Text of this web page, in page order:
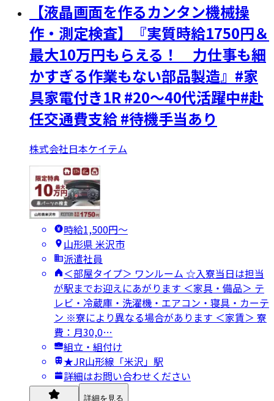
【液晶画面を作るカンタン機械操
作・測定検査】『実質時給1750円＆
最大10万円もらえる！ 力仕事も細
かすぎる作業もない部品製造』#家
具家電付き1R #20～40代活躍中#赴
任交通費支給 #待機手当あり
株式会社日本ケイテム
時給1,500円〜
山形県 米沢市
派遣社員
＜部屋タイプ＞ ワンルーム ☆入寮当日は担当
が駅までお迎えにあがります ＜家具・備品＞ テ
レビ・冷蔵庫・洗濯機・エアコン・寝具・カーテ
ン ※寮により異なる場合があります ＜家賃＞ 寮
費：月30,0…
組立・組付け
★JR山形線「米沢」駅
詳細はお問い合わせください
詳細を見る